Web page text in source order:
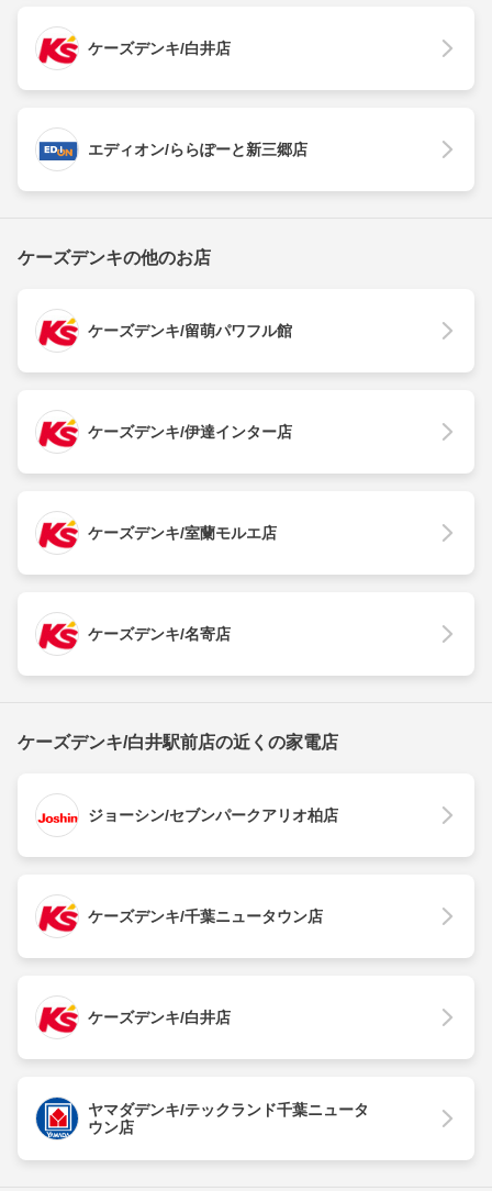
ケーズデンキ/白井店
エディオン/ららぽーと新三郷店
ケーズデンキの他のお店
ケーズデンキ/留萌パワフル館
ケーズデンキ/伊達インター店
ケーズデンキ/室蘭モルエ店
ケーズデンキ/名寄店
ケーズデンキ/白井駅前店の近くの家電店
ジョーシン/セブンパークアリオ柏店
ケーズデンキ/千葉ニュータウン店
ケーズデンキ/白井店
ヤマダデンキ/テックランド千葉ニュータ
ウン店